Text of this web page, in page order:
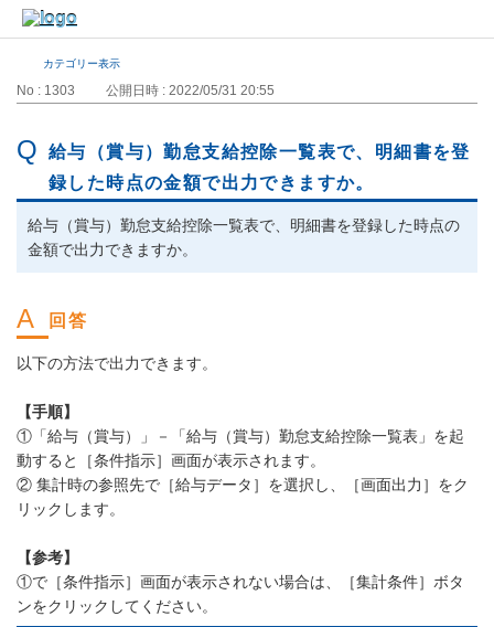
カテゴリー表示
No : 1303 公開日時 : 2022/05/31 20:55
給与（賞与）勤怠支給控除一覧表で、明細書を登
録した時点の金額で出力できますか。
給与（賞与）勤怠支給控除一覧表で、明細書を登録した時点の
金額で出力できますか。
以下の方法で出力できます。
【手順】
①「給与（賞与）」－「給与（賞与）勤怠支給控除一覧表」を起
動すると［条件指示］画面が表示されます。
② 集計時の参照先で［給与データ］を選択し、［画面出力］をク
リックします。
【参考】
①で［条件指示］画面が表示されない場合は、［集計条件］ボタ
ンをクリックしてください。